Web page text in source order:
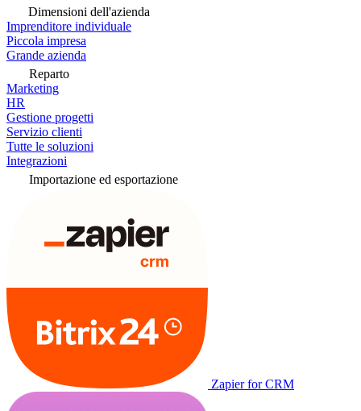
Dimensioni dell'azienda
Imprenditore individuale
Piccola impresa
Grande azienda
Reparto
Marketing
HR
Gestione progetti
Servizio clienti
Tutte le soluzioni
Integrazioni
Importazione ed esportazione
Zapier for CRM